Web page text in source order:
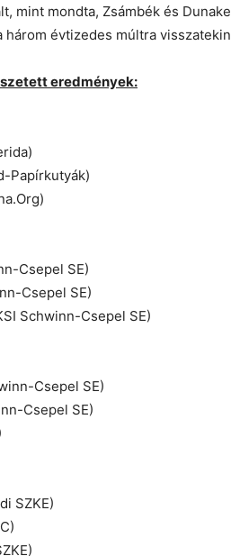
mint mondta, Zsámbék és
három évtizedes múltra
eredmények:
Papírkutyák)
Csepel SE)
Csepel SE)
Schwinn-Csepel SE)
Csepel SE)
Csepel SE)
SZKE)